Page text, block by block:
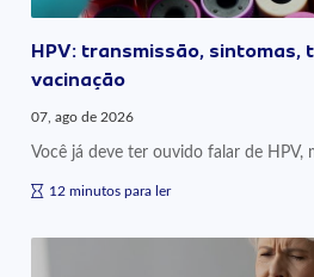
HPV: transmissão, sintomas,
vacinação
07, ago de 2026
Você já deve ter ouvido falar de HPV,
12 minutos para ler